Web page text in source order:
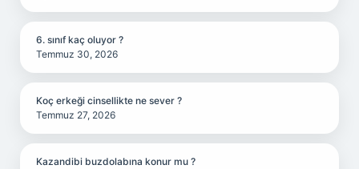
6. sınıf kaç oluyor ?
Temmuz 30, 2026
Koç erkeği cinsellikte ne sever ?
Temmuz 27, 2026
Kazandibi buzdolabına konur mu ?